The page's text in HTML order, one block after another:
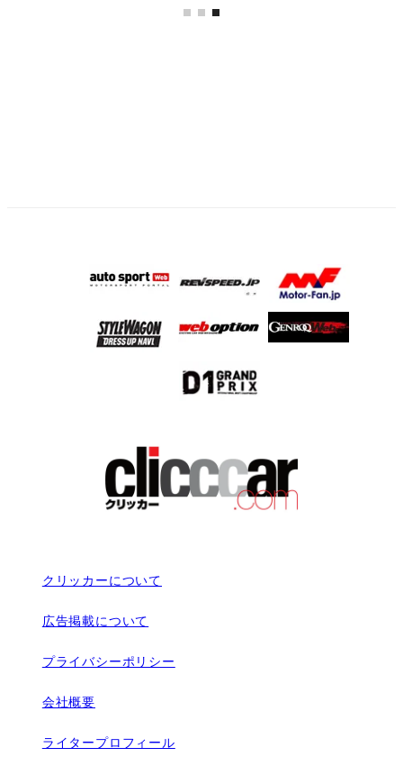
クリッカーについて
広告掲載について
プライバシーポリシー
会社概要
ライタープロフィール